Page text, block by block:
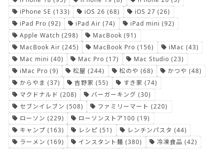
iPhone SE (133) iOS 26 (68) iOS 27 (26)
iPad Pro (92) iPad Air (74) iPad mini (92)
Apple Watch (298) MacBook (91)
MacBook Air (245) MacBook Pro (156) iMac (43)
Mac mini (40) Mac Pro (17) Mac Studio (23)
iMac Pro (9) 松屋 (244) 松のや (68) かつや (48)
からやま (37) 吉野家 (55) すき家 (74)
マクドナルド (208) バーガーキング (30)
セブンイレブン (508) ファミリーマート (220)
ローソン (229) ローソンストア100 (19)
キャンプ (163) レシピ (51) レンチンパスタ (44)
ラーメン (169) インスタント麺 (380) 冷凍食品 (42)